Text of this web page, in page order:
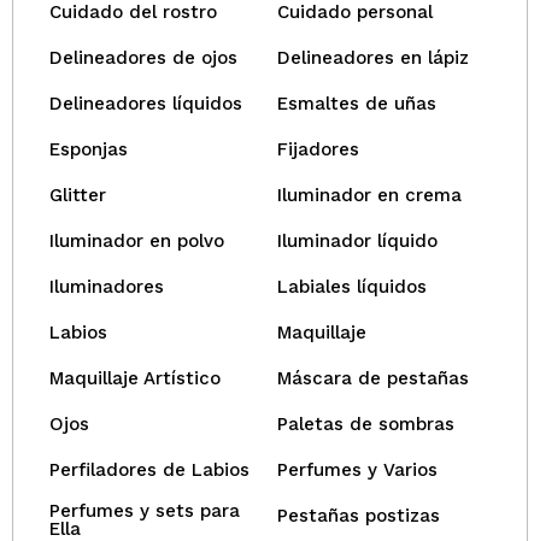
Cuidado del rostro Cuidado personal
Delineadores de ojos Delineadores en lápiz
Delineadores líquidos Esmaltes de uñas
Esponjas Fijadores
Glitter Iluminador en crema
Iluminador en polvo Iluminador líquido
Iluminadores Labiales líquidos
Labios Maquillaje
Maquillaje Artístico Máscara de pestañas
Ojos Paletas de sombras
Perfiladores de Labios
Perfumes y Varios
Perfumes y sets para
Ella
Pestañas postizas